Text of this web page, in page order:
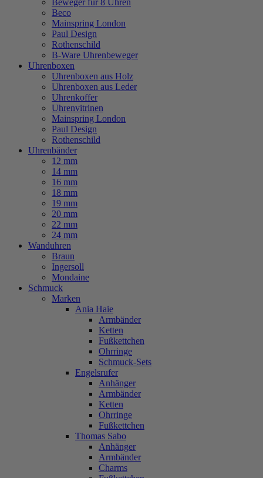
Beweger für 8 Uhren
Beco
Mainspring London
Paul Design
Rothenschild
B-Ware Uhrenbeweger
Uhrenboxen
Uhrenboxen aus Holz
Uhrenboxen aus Leder
Uhrenkoffer
Uhrenvitrinen
Mainspring London
Paul Design
Rothenschild
Uhrenbänder
12 mm
14 mm
16 mm
18 mm
19 mm
20 mm
22 mm
24 mm
Wanduhren
Braun
Ingersoll
Mondaine
Schmuck
Marken
Ania Haie
Armbänder
Ketten
Fußkettchen
Ohrringe
Schmuck-Sets
Engelsrufer
Anhänger
Armbänder
Ketten
Ohrringe
Fußkettchen
Thomas Sabo
Anhänger
Armbänder
Charms